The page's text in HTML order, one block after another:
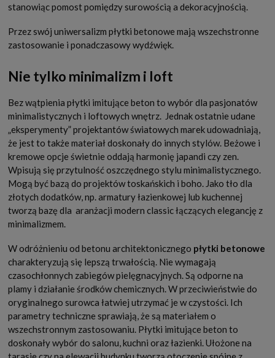
stanowiąc pomost pomiędzy surowością a dekoracyjnością.
Przez swój uniwersalizm płytki betonowe mają wszechstronne
zastosowanie i ponadczasowy wydźwięk.
Nie tylko minimalizm i loft
Bez wątpienia płytki imitujące beton to wybór dla pasjonatów
minimalistycznych i loftowych wnętrz. Jednak ostatnie udane
„eksperymenty” projektantów światowych marek udowadniają,
że jest to także materiał doskonały do innych stylów. Beżowe i
kremowe opcje świetnie oddają harmonię japandi czy zen.
Wpisują się przytulność oszczędnego stylu minimalistycznego.
Mogą być bazą do projektów toskańskich i boho. Jako tło dla
złotych dodatków, np. armatury łazienkowej lub kuchennej
tworzą bazę dla aranżacji modern classic łączących elegancję z
minimalizmem.
W odróżnieniu od betonu architektonicznego płytki betonowe
charakteryzują się lepszą trwałością. Nie wymagają
czasochłonnych zabiegów pielęgnacyjnych. Są odporne na
plamy i działanie środków chemicznych. W przeciwieństwie do
oryginalnego surowca łatwiej utrzymać je w czystości. Ich
parametry techniczne sprawiają, że są materiałem o
wszechstronnym zastosowaniu. Płytki imitujące beton to
doskonały wybór do salonu, kuchni oraz łazienki. Ułożone na